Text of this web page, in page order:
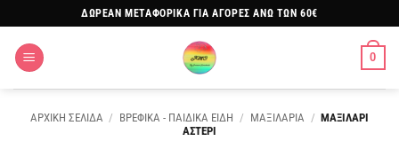
στο
περιεχόμενο
ΔΩΡΕΑΝ ΜΕΤΑΦΟΡΙΚΑ ΓΙΑ ΑΓΟΡΕΣ ΑΝΩ ΤΩΝ 60€
0
ΑΡΧΙΚΗ ΣΕΛΙΔΑ / ΒΡΕΦΙΚΑ - ΠΑΙΔΙΚΑ ΕΙΔΗ / ΜΑΞΙΛΑΡΙΑ / ΜΑΞΙΛΑΡΙ
ΑΣΤΕΡΙ